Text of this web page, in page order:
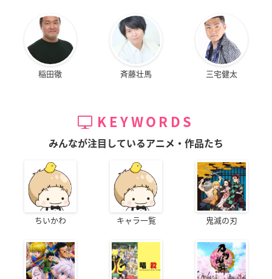
稲田徹 斉藤壮馬 三宅健太
KEYWORDS
みんなが注目しているアニメ・作品たち
ちいかわ キャラ一覧 鬼滅の刃